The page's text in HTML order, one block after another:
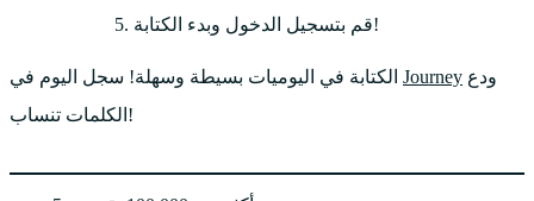
قم بتسجيل الدخول وبدء الكتابة!
Journey
الكلمات تنساب!